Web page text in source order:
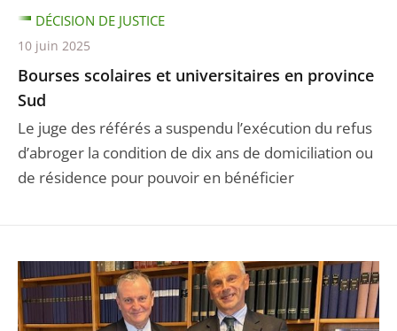
Bourses scolaires et universitaires en province
Sud
Le juge des référés a suspendu l’exécution du refus
d’abroger la condition de dix ans de domiciliation ou
de résidence pour pouvoir en bénéficier
DÉCISION DE JUSTICE
10 juin 2025